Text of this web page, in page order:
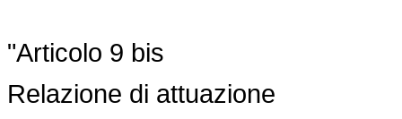
"Articolo 9 bis
Relazione di attuazione